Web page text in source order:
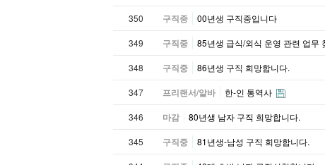
350 구직중 00년생 구직중입니다
349 구직중 85년생 급식/외식 운영 관련 업무
348 구직중 86년생 구직 희망합니다.
347 프리랜서/알바 한-인 통역사
346 마감 80년생 남자 구직 희망합니다.
345 구직중 81년생-남성 구직 희망합니다.